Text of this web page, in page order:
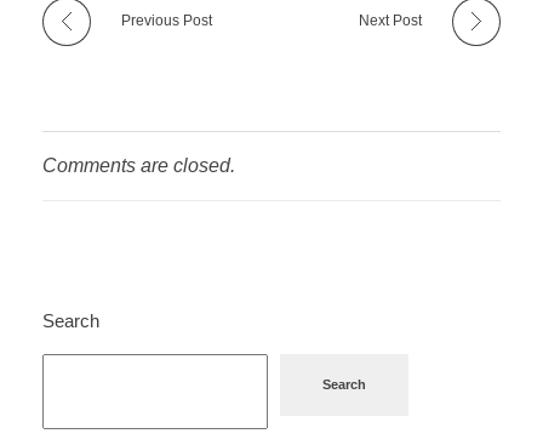
Previous Post Next Post
Comments are closed.
Search
Search